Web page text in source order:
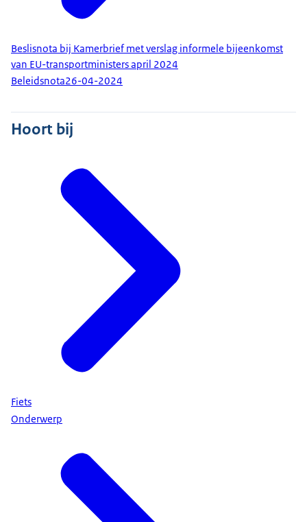
Beslisnota bij Kamerbrief met verslag informele bijeenkomst
van EU-transportministers april 2024
Beleidsnota26-04-2024
Hoort bij
Fiets
Onderwerp